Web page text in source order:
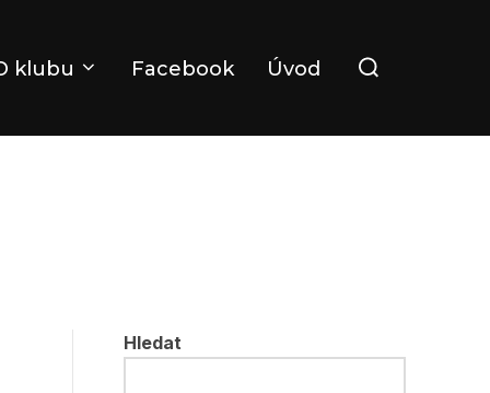
klubu Facebook Úvod
for:
Hledat